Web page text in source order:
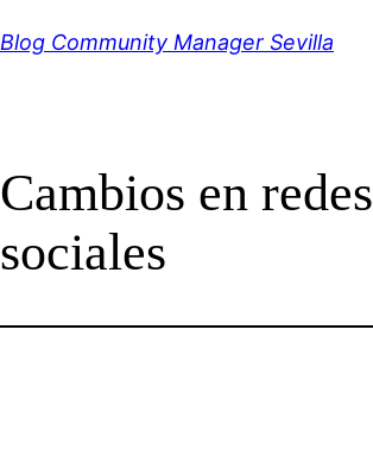
al
Blog Community Manager Sevilla
Cambios en redes
sociales